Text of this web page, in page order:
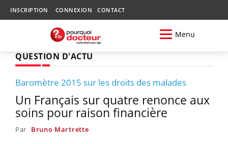
INSCRIPTION CONNEXION CONTACT
Menu
QUESTION D'ACTU
Baromètre 2015 sur les droits des malades
Un Français sur quatre renonce aux
soins pour raison financière
Par Bruno Martrette